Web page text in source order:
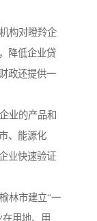
构对瞪羚企
降低企业贷
政还提供一
业的产品和
、能源化
业快速验证
林市建立“一
用地、用